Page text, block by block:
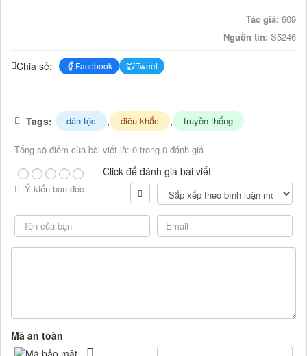
Tác giả: 609
Nguồn tin: S5246
Chia sẻ: Facebook Tweet
Tags: dân tộc , điêu khắc , truyền thống
Tổng số điểm của bài viết là: 0 trong 0 đánh giá
Click để đánh giá bài viết
Ý kiến bạn đọc
Mã an toàn